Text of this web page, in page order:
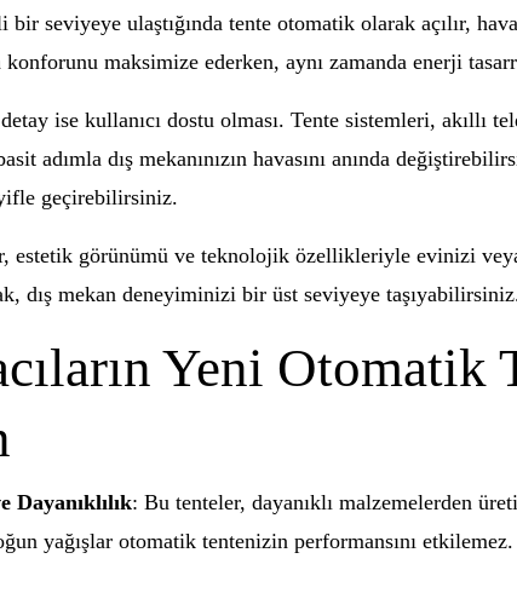
bir seviyeye ulaştığında tente otomatik olarak açılır,
konforunu maksimize ederken, aynı zamanda enerji
ise kullanıcı dostu olması. Tente sistemleri,
adımla dış mekanınızın havasını anında
geçirebilirsiniz.
estetik görünümü ve teknolojik özellikleriyle evinizi
dış mekan deneyiminizi bir üst seviyeye
Yeni
Dayanıklılık: Bu tenteler, dayanıklı malzemelerden
yağışlar otomatik tentenizin performansını